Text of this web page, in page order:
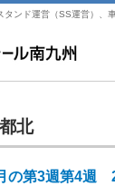
ンド運営（SS運営）、
北
の第3週第4週